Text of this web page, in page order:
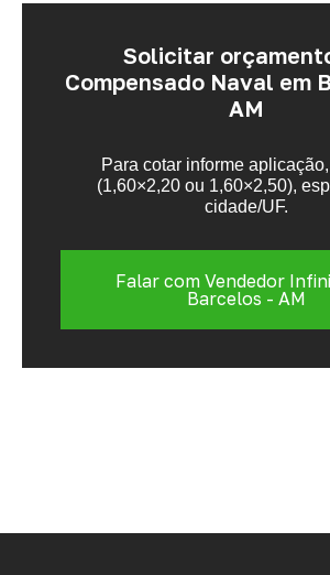
Solicitar
Compensado Naval em
AM
Para cotar informe
(1,60×2,20 ou 1,60×2,50),
cidade/UF.
Falar com Vendedor
Barcelos - AM